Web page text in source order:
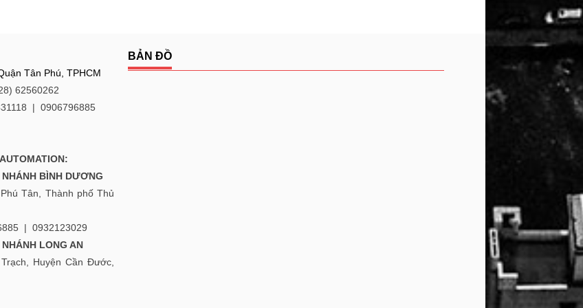
Tân Phú, TPHCM
62560262
| 0906796885
BÌNH DƯƠNG
Tân, Thành phố Thủ
| 0932123029
LONG AN
Huyện Cần Đước,
BẢN ĐỒ